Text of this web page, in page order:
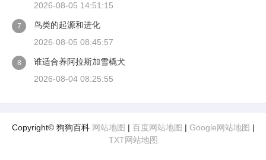
2026-08-05 14:51:15
7
鸟类的起源和进化
2026-08-05 08:45:57
8
谁适合养阿拉斯加雪橇犬
2026-08-04 08:25:55
Copyright© 狗狗百科 网站地图 | 百度网站地图 | Google网站地图 |
TXT网站地图